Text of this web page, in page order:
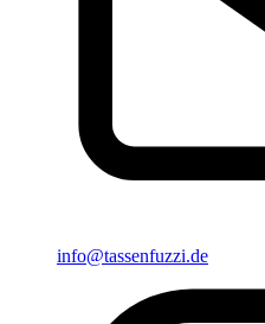
info@tassenfuzzi.de